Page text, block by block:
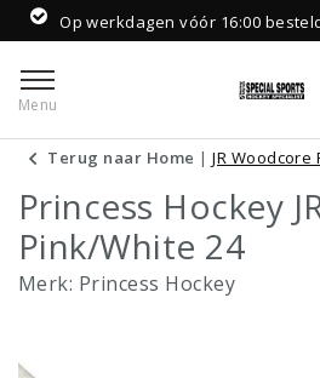
Op werkdagen vóór 16:00 besteld,
Menu
Terug naar Home |JR
Princess Hockey
Pink/White 24
Merk: Princess Hockey